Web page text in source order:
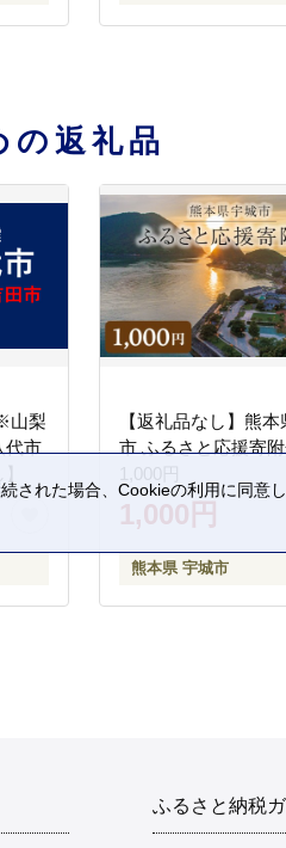
の返礼品
山梨
代市
【返礼品なし】熊
市 ふるさと応援寄
1,000円
1,000円
熊本県 宇城市
ふるさと納税
れた場合、Cookieの利用に同意